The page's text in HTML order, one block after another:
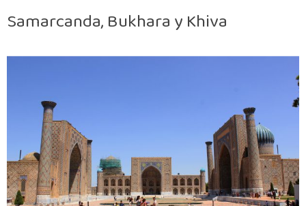
Samarcanda, Bukhara y Khiva